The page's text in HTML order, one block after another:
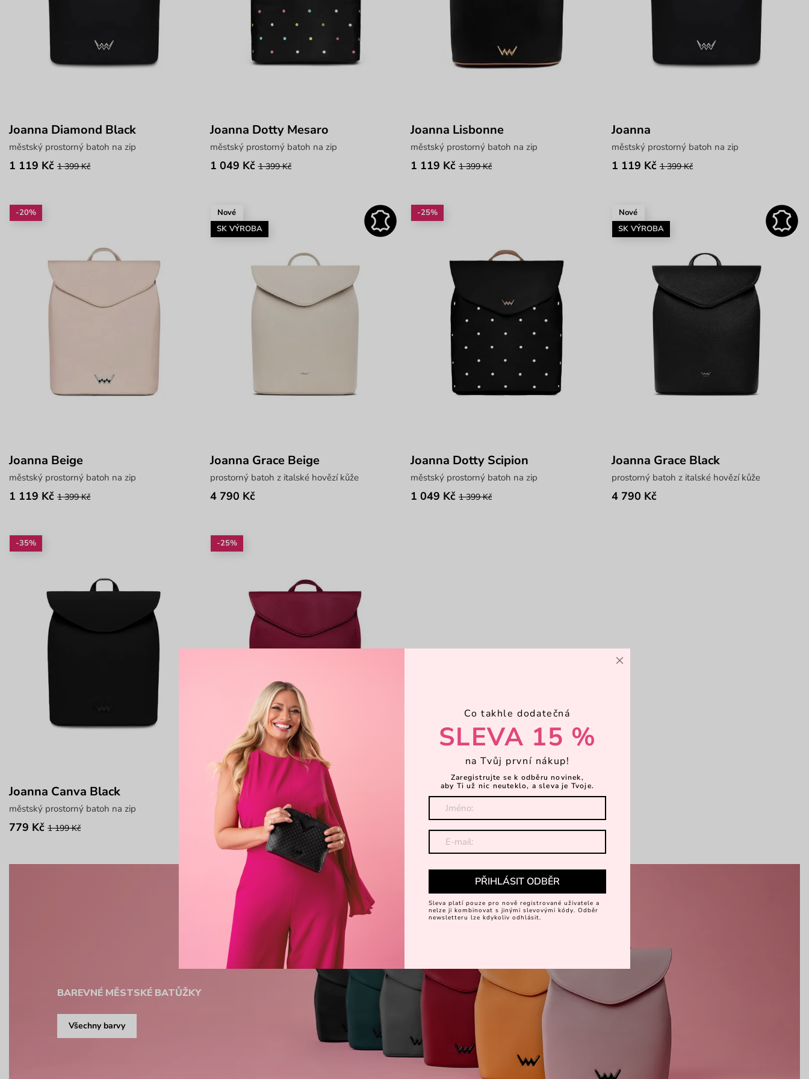
Joanna Diamond Black
městský prostorný batoh na zip
1 119 Kč 1 399 Kč
Joanna Dotty Mesaro
městský prostorný batoh na zip
1 049 Kč 1 399 Kč
Joanna Lisbonne
městský prostorný batoh na zip
1 119 Kč 1 399 Kč
Joanna
městský prostorný batoh na zip
1 119 Kč 1 399 Kč
-20%
Joanna Beige
městský prostorný batoh na zip
1 119 Kč 1 399 Kč
Nové
SK VÝROBA
Joanna Grace Beige
prostorný batoh z italské hovězí kůže
4 790 Kč
-25%
Joanna Dotty Scipion
městský prostorný batoh na zip
1 049 Kč 1 399 Kč
Nové
SK VÝROBA
Joanna Grace Black
prostorný batoh z italské hovězí kůže
4 790 Kč
-35%
Joanna Canva Black
městský prostorný batoh na zip
779 Kč 1 199 Kč
-25%
Joanna Deremis
městský prostorný batoh na zip
1 049 Kč 1 399 Kč
BAREVNÉ MĚSTSKÉ BATŮŽKY
Všechny barvy
×
Co takhle dodatečná
SLEVA 15 %
na Tvůj první nákup!
Zaregistrujte se k odběru novinek,
aby Ti už nic neuteklo, a sleva je Tvoje.
PŘIHLÁSIT ODBĚR
Sleva platí pouze pro nově registrované uživatele a
nelze ji kombinovat s jinými slevovými kódy. Odběr
newsletteru lze kdykoliv odhlásit.